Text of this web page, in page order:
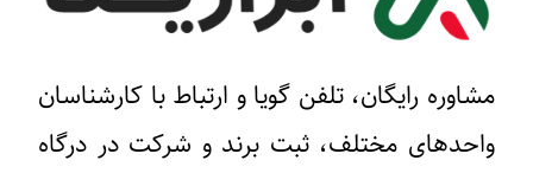
مشاوره رایگان، تلفن گویا و ارتباط با کارشناسان
واحدهای مختلف، ثبت برند و شرکت در درگاه